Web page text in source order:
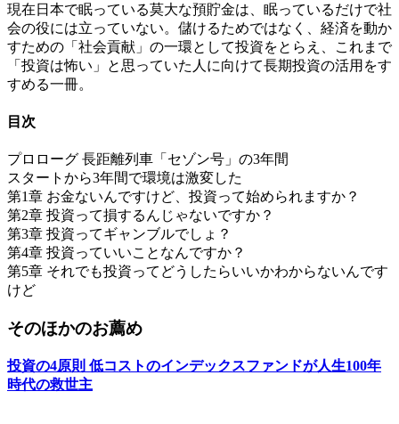
現在日本で眠っている莫大な預貯金は、眠っているだけで社
会の役には立っていない。儲けるためではなく、経済を動か
すための「社会貢献」の一環として投資をとらえ、これまで
「投資は怖い」と思っていた人に向けて長期投資の活用をす
すめる一冊。
目次
プロローグ 長距離列車「セゾン号」の3年間
スタートから3年間で環境は激変した
第1章 お金ないんですけど、投資って始められますか？
第2章 投資って損するんじゃないですか？
第3章 投資ってギャンブルでしょ？
第4章 投資っていいことなんですか？
第5章 それでも投資ってどうしたらいいかわからないんです
けど
そのほかのお薦め
投資の4原則 低コストのインデックスファンドが人生100年
時代の救世主